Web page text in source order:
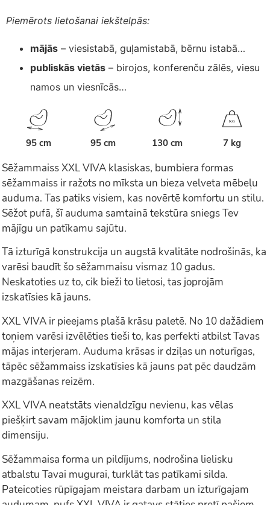
Piemērots lietošanai iekštelpās:
mājās – viesistabā, guļamistabā, bērnu istabā…
publiskās vietās – birojos, konferenču zālēs, viesu
namos un viesnīcās…
95 cm 95 cm 130 cm
KG
7 kg
Sēžammaiss XXL VIVA klasiskas, bumbiera formas
sēžammaiss ir ražots no mīksta un bieza velveta mēbeļu
auduma. Tas patiks visiem, kas novērtē komfortu un stilu.
Sēžot pufā, šī auduma samtainā tekstūra sniegs Tev
mājīgu un patīkamu sajūtu.
Tā izturīgā konstrukcija un augstā kvalitāte nodrošinās, ka
varēsi baudīt šo sēžammaisu vismaz 10 gadus.
Neskatoties uz to, cik bieži to lietosi, tas joprojām
izskatīsies kā jauns.
XXL VIVA ir pieejams plašā krāsu paletē. No 10 dažādiem
toņiem varēsi izvēlēties tieši to, kas perfekti atbilst Tavas
mājas interjeram. Auduma krāsas ir dziļas un noturīgas,
tāpēc sēžammaiss izskatīsies kā jauns pat pēc daudzām
mazgāšanas reizēm.
XXL VIVA neatstāts vienaldzīgu nevienu, kas vēlas
piešķirt savam mājoklim jaunu komforta un stila
dimensiju.
Sēžammaisa forma un pildījums, nodrošina lielisku
atbalstu Tavai mugurai, turklāt tas patīkami silda.
Pateicoties rūpīgajam meistara darbam un izturīgajam